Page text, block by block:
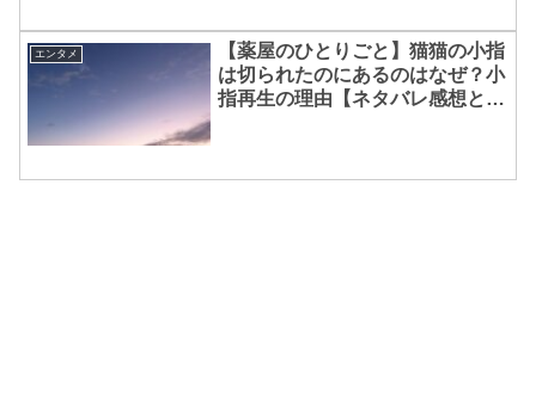
エンタメ
【薬屋のひとりごと】猫猫の小指
は切られたのにあるのはなぜ？小
指再生の理由【ネタバレ感想と考